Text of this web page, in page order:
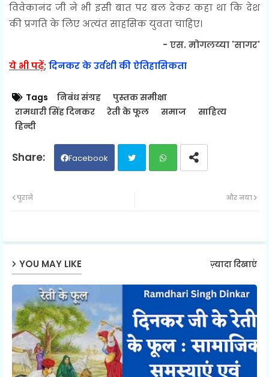
विवेकानंद जी ने भी इसी बात पर बल देकर कहा था कि देश
की प्रगति के लिए अत्यंत साहसिक युवता चाहिए।
- एस. मोगलय्या 'सागर'
ये भी पढ़ें; दिनकर के उर्वशी की ऐतिहासिकता
Tags निबंध संग्रह
पुस्तक समीक्षा
रामधारी सिंह दिनकर
रेती के फूल समाज
साहित्य
हिन्दी
Facebook
ap
और नया
पुराने
YOU MAY LIKE ज़्यादा दिखाएं